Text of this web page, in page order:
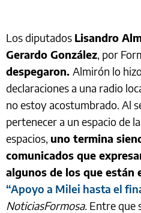
Los diputados Lisandro
Gerardo González, por
despegaron. Almirón lo
declaraciones a una radio
no estoy acostumbrado. Al
pertenecer a un espacio de
espacios, uno termina
comunicados que
algunos de los que están
“Apoyo a Milei hasta el
NoticiasFormosa. Entre que